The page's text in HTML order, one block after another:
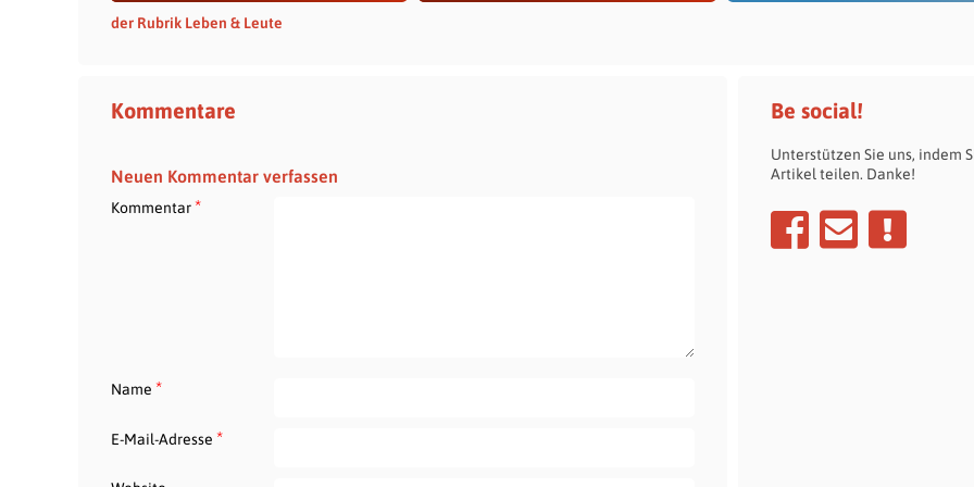
der Rubrik Leben & Leute
Kommentare
Neuen Kommentar verfassen
Kommentar*
Name *
E-Mail-Adresse *
Be social!
Unterstützen Sie uns, indem
Artikel teilen. Danke!